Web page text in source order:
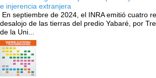
e injerencia extranjera
En septiembre de 2024, el INRA emitió cuatro
desalojo de las tierras del predio Yabaré, por
de la Uni...